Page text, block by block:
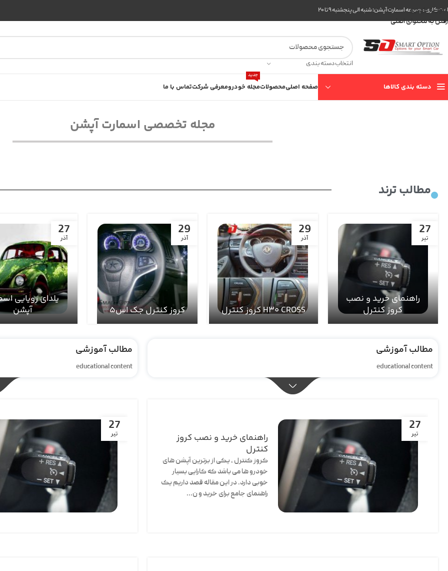
عبور به ناوبری
رفتن به محتوای اصلی
کاری مجموعه اسمارت آپشن: شنبه الی پنجشنبه ۹ تا ۲۰
انتخاب دسته بندی
دسته بندی کالاها صفحه اصلیمحصولاتمجله خودرو
جدید
معرفی شرکتتماس با ما
مجله تخصصی اسمارت آپشن
مطالب ترند
27
آذر
مقاومت ضربه گیر TTC
در برابر فشار زیاد
18
آبا‍ن
چراغ‌ هشدار
18
اسفند
YAW SENSOR
16
اسفند
نمایشگاه
دیترویت
شود
مطالب آموزشی
educational content
27
تیر
راهنمای خرید و نصب کروز
کنترل
کروز کنترل ، یکی از برترین آپشن های
خودرو ها می باشد که کارایی بسیار
خوبی دارد. در این مقاله قصد داریم یک
راهنمای جامع برای خرید و ن...
مطالب آموزشی
educational content
27
تیر